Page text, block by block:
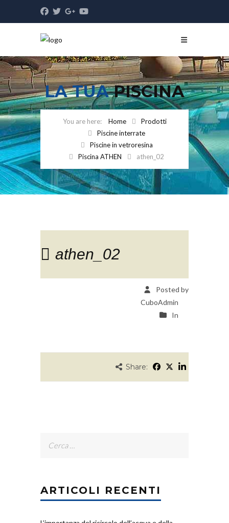
LA TUAPISCINA
Home
Prodotti
Piscine interrate
Piscine in vetroresina
Piscina ATHEN
athen_02
athen_02
Posted by
CuboAdmin
In
Share:
ARTICOLI RECENTI